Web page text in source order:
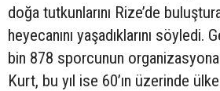
doğa tutkunlarını Rize’de
heyecanını yaşadıklarını söyledi.
bin 878 sporcunun organizasyona
Kurt, bu yıl ise 60’ın üzerinde